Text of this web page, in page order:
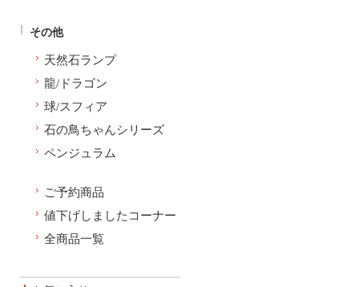
その他
天然石ランプ
龍/ドラゴン
球/スフィア
石の鳥ちゃんシリーズ
ペンジュラム
ご予約商品
値下げしましたコーナー
全商品一覧